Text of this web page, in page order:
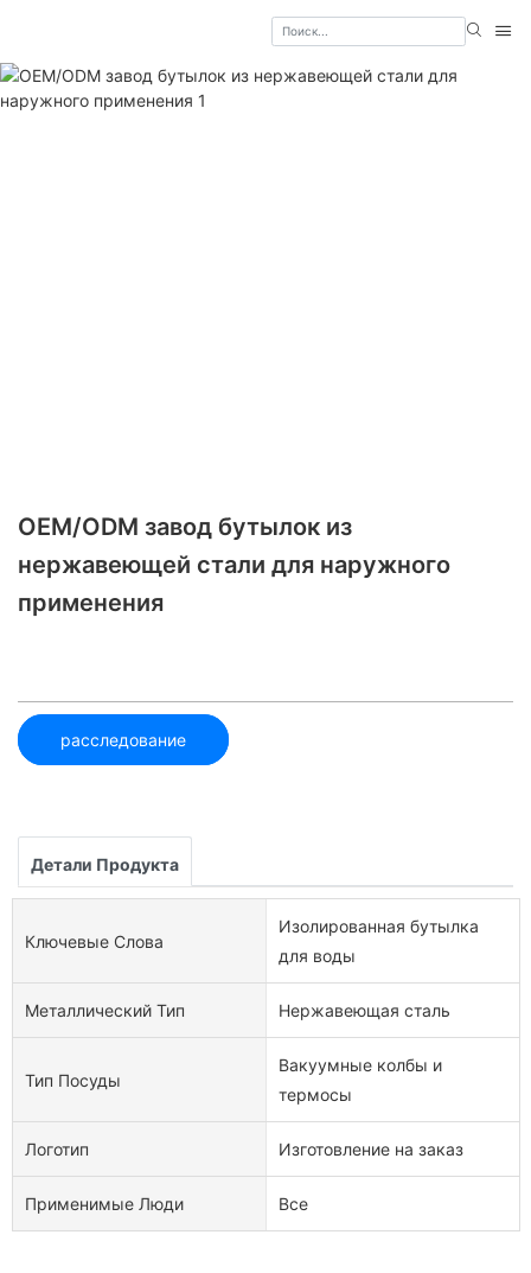
OEM/ODM завод бутылок из
нержавеющей стали для наружного
применения
расследование
Детали Продукта
Ключевые Слова
Изолированная бутылка
для воды
Металлический Тип Нержавеющая сталь
Тип Посуды
Вакуумные колбы и
термосы
Логотип Изготовление на заказ
Применимые Люди Все